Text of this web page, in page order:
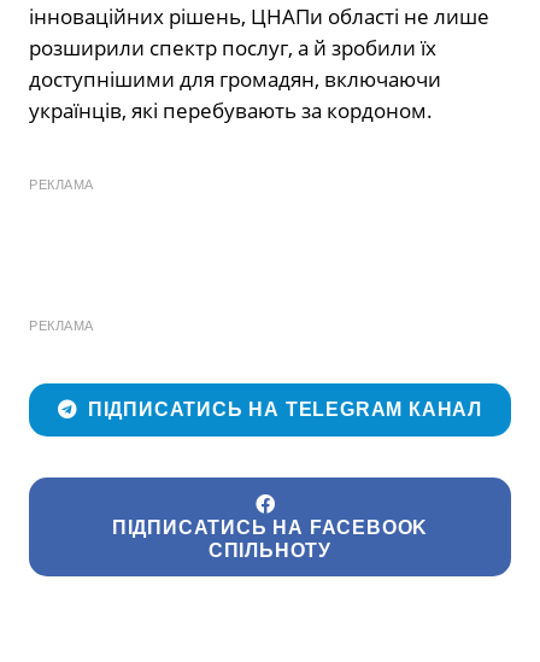
інноваційних рішень, ЦНАПи області не лише
розширили спектр послуг, а й зробили їх
доступнішими для громадян, включаючи
українців, які перебувають за кордоном.
РЕКЛАМА
РЕКЛАМА
ПІДПИСАТИСЬ НА TELEGRAM КАНАЛ
ПІДПИСАТИСЬ НА FACEBOOK
СПІЛЬНОТУ